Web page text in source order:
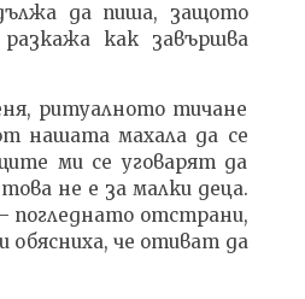
да пиша, защото
как завършва
ритуалното тичане
нашата махала да се
ми се уговарят да
не е за малки деца.
погледнато отстрани,
обясниха, че отиват да